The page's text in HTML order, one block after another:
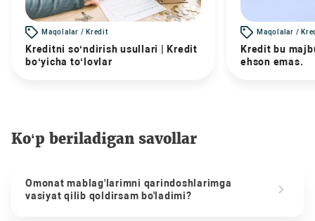
Maqolalar / Kredit
Kreditni so‘ndirish usullari | Kredit
bo‘yicha to‘lovlar
Maqolalar /
Kredit bu
ehson emas.
Ko‘p beriladigan savollar
Omonat mablag'larimni qarindoshlarimga
vasiyat qilib qoldirsam bo'ladimi?